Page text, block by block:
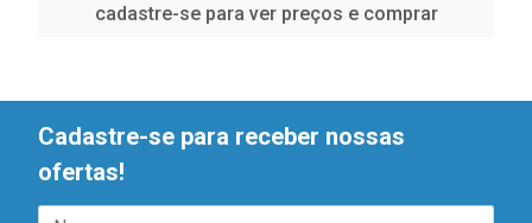
cadastre-se para ver preços e comprar
Cadastre-se para receber nossas
ofertas!